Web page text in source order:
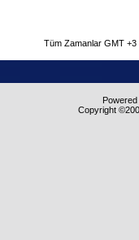
Tüm Zamanlar GMT
Copyright